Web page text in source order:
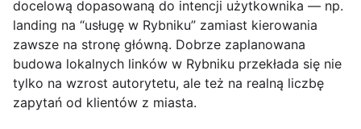
docelową dopasowaną do intencji użytkownika — np.
landing na “usługę w Rybniku” zamiast kierowania
zawsze na stronę główną. Dobrze zaplanowana
budowa lokalnych linków w Rybniku przekłada się nie
tylko na wzrost autorytetu, ale też na realną liczbę
zapytań od klientów z miasta.